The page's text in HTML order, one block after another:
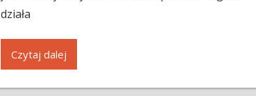
działa
Czytaj dalej